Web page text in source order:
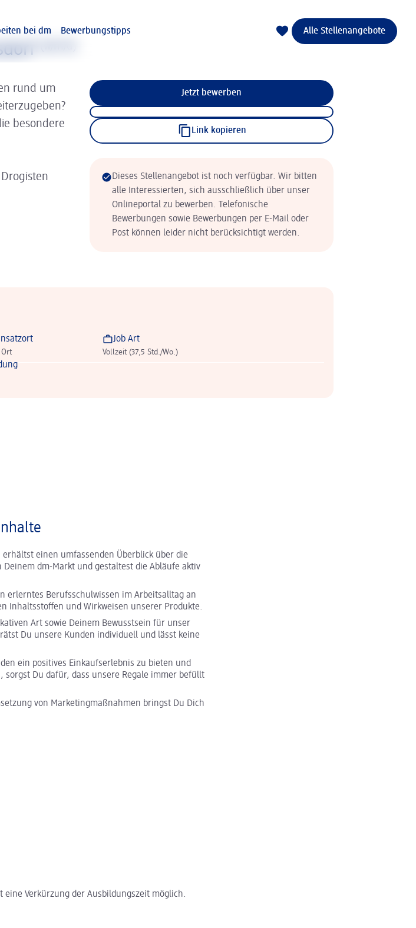
bei dm Bewerbungstipps Alle Stellenangebote
rund um
besondere
Jetzt bewerben
Link kopieren
Dieses Stellenangebot ist noch verfügbar. Wir bitten
alle Interessierten, sich ausschließlich über unser
Onlineportal zu bewerben. Telefonische
Bewerbungen sowie Bewerbungen per E-Mail oder
Post können leider nicht berücksichtigt werden.
Job Art
Vollzeit (37,5 Std./Wo.)
erhältst einen umfassenden Überblick über die
dm-Markt und gestaltest die Abläufe aktiv
erlerntes Berufsschulwissen im Arbeitsalltag an
Inhaltsstoffen und Wirkweisen unserer Produkte.
Art sowie Deinem Bewusstsein für unser
Du unsere Kunden individuell und lässt keine
ein positives Einkaufserlebnis zu bieten und
sorgst Du dafür, dass unsere Regale immer befüllt
von Marketingmaßnahmen bringst Du Dich
Verkürzung der Ausbildungszeit möglich.